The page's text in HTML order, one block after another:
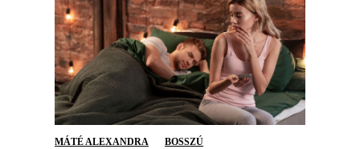
MÁTÉ ALEXANDRA BOSSZÚ